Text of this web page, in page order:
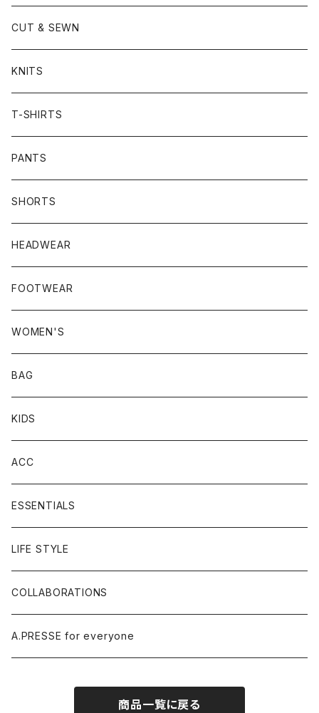
CUT & SEWN
KNITS
T-SHIRTS
PANTS
SHORTS
HEADWEAR
FOOTWEAR
WOMEN'S
BAG
KIDS
ACC
ESSENTIALS
LIFE STYLE
COLLABORATIONS
A.PRESSE for everyone
商品一覧に戻る